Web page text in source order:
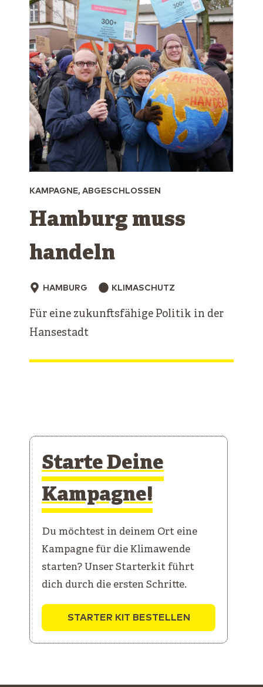
KAMPAGNE, ABGESCHLOSSEN
Hamburg muss
handeln
HAMBURG KLIMASCHUTZ
Für eine zukunftsfähige Politik in der
Hansestadt
Starte Deine
Kampagne!
Du möchtest in deinem Ort eine
Kampagne für die Klimawende
starten? Unser Starterkit führt
dich durch die ersten Schritte.
STARTER KIT BESTELLEN